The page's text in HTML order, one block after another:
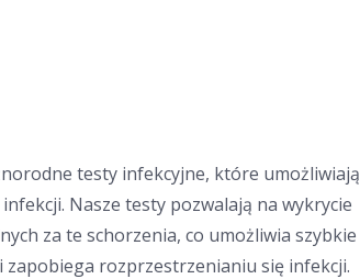
testy infekcyjne, które umożliwiają
Nasze testy pozwalają na wykrycie
za te schorzenia, co umożliwia szybkie
rozprzestrzenianiu się infekcji.